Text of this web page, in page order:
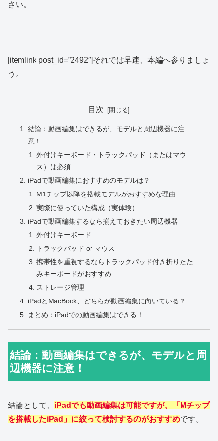
さい。
[itemlink post_id=”2492″]それでは早速、本編へ参りましょ
う。
目次
結論：動画編集はできるが、モデルと周辺機器に注
意！
外付けキーボード・トラックパッド（またはマウ
ス）は必須
iPadで動画編集におすすめのモデルは？
M1チップ以降を搭載モデルがおすすめな理由
実際に使っていた構成（実体験）
iPadで動画編集するなら揃えておきたい周辺機器
外付けキーボード
トラックパッド or マウス
携帯性を重視するならトラックパッド付き折りたた
みキーボードがおすすめ
ストレージ管理
iPadとMacBook、どちらが動画編集に向いている？
まとめ：iPadでの動画編集はできる！
結論：動画編集はできるが、モデルと周
辺機器に注意！
結論として、 iPadでも動画編集は可能ですが、「Mチップ
を搭載したiPad」に絞って検討するのがおすすめです。